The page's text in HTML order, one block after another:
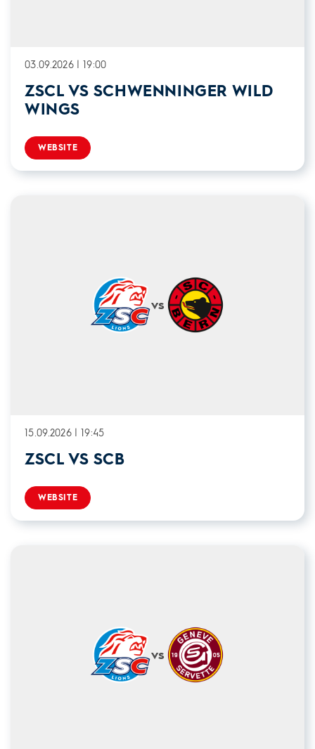
03.09.2026 | 19:00
ZSCL VS SCHWENNINGER WILD
WINGS
WEBSITE
vs
15.09.2026 | 19:45
ZSCL VS SCB
WEBSITE
vs